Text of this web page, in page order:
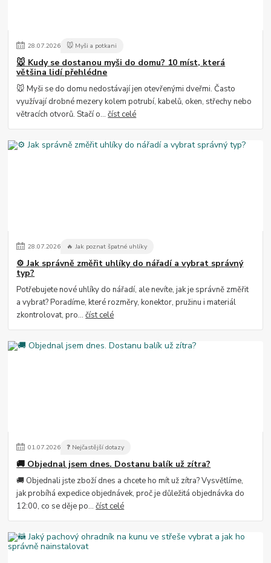
28.07.2026 🐭 Myši a potkani
🐭 Kudy se dostanou myši do domu? 10 míst, která
většina lidí přehlédne
🐭 Myši se do domu nedostávají jen otevřenými dveřmi. Často
využívají drobné mezery kolem potrubí, kabelů, oken, střechy nebo
větracích otvorů. Stačí o...číst celé
28.07.2026 🔥 Jak poznat špatné uhlíky
⚙️ Jak správně změřit uhlíky do nářadí a vybrat správný
typ?
Potřebujete nové uhlíky do nářadí, ale nevíte, jak je správně změřit
a vybrat? Poradíme, které rozměry, konektor, pružinu i materiál
zkontrolovat, pro...číst celé
01.07.2026 ❓ Nejčastější dotazy
🚚 Objednal jsem dnes. Dostanu balík už zítra?
🚚 Objednali jste zboží dnes a chcete ho mít už zítra? Vysvětlíme,
jak probíhá expedice objednávek, proč je důležitá objednávka do
12:00, co se děje po...číst celé